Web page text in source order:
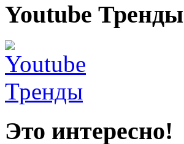
Youtube Тренды
Это интересно!